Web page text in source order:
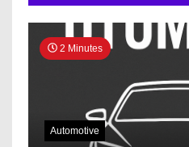
2 Minutes
Automotive